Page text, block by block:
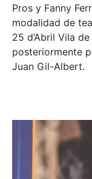
Pros y Fanny
modalidad de
25 d’Abril Vila de
posteriormente
Juan Gil-Albert.